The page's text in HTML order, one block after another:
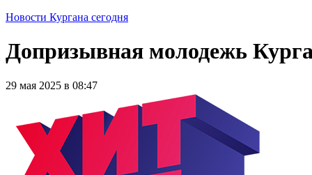
Новости Кургана сегодня
Допризывная молодежь
29 мая 2025 в 08:47